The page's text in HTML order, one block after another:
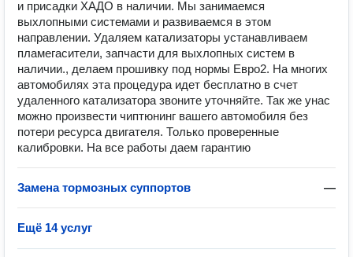
и присадки ХАДО в наличии. Мы занимаемся
выхлопными системами и развиваемся в этом
направлении. Удаляем катализаторы устанавливаем
пламегасители, запчасти для выхлопных систем в
наличии., делаем прошивку под нормы Евро2. На многих
автомобилях эта процедура идет бесплатно в счет
удаленного катализатора звоните уточняйте. Так же унас
можно произвести чиптюнинг вашего автомобиля без
потери ресурса двигателя. Только проверенные
калибровки. На все работы даем гарантию
Замена тормозных суппортов —
Ещё 14 услуг